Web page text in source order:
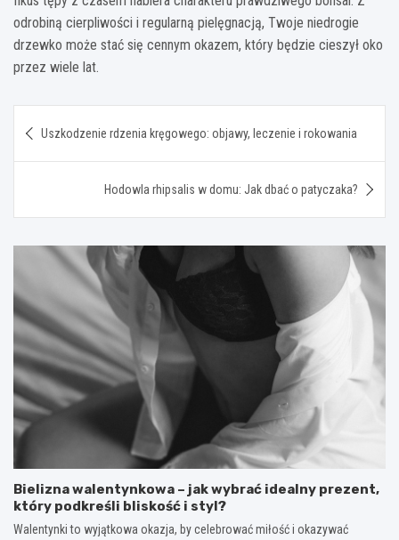
odrobiną cierpliwości i regularną pielęgnacją, Twoje niedrogie
drzewko może stać się cennym okazem, który będzie cieszył oko
przez wiele lat.
wpisu
Uszkodzenie rdzenia kręgowego: objawy, leczenie i rokowania
Hodowla rhipsalis w domu: Jak dbać o patyczaka?
Bielizna walentynkowa – jak wybrać idealny prezent,
który podkreśli bliskość i styl?
Walentynki to wyjątkowa okazja, by celebrować miłość i okazywać